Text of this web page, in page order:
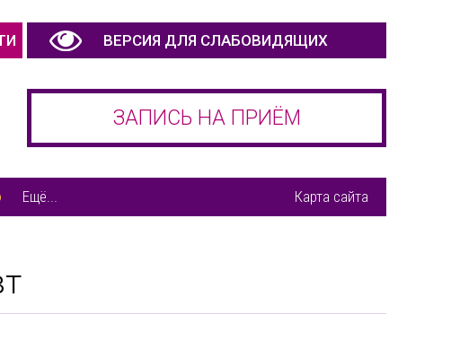
ВЕРСИЯ ДЛЯ СЛАБОВИДЯЩИХ
ЗАПИСЬ НА ПРИЁМ
Ещё... Карта сайта